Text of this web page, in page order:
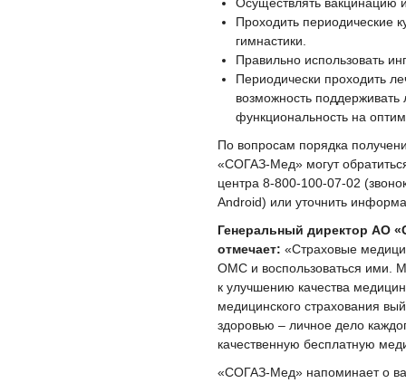
Проходить периодические
гимнастики.
Правильно использовать
Периодически проходить
возможность
функциональность на
По вопросам порядка
«СОГАЗ-Мед» могут
центра 8-800-100-07-02
Android) или уточнить
Генеральный директор АО
отмечает: «Страховые
ОМС и воспользоваться ими.
к улучшению качества
медицинского страхования
здоровью – личное дело
качественную бесплатную
«СОГАЗ-Мед» напоминает о